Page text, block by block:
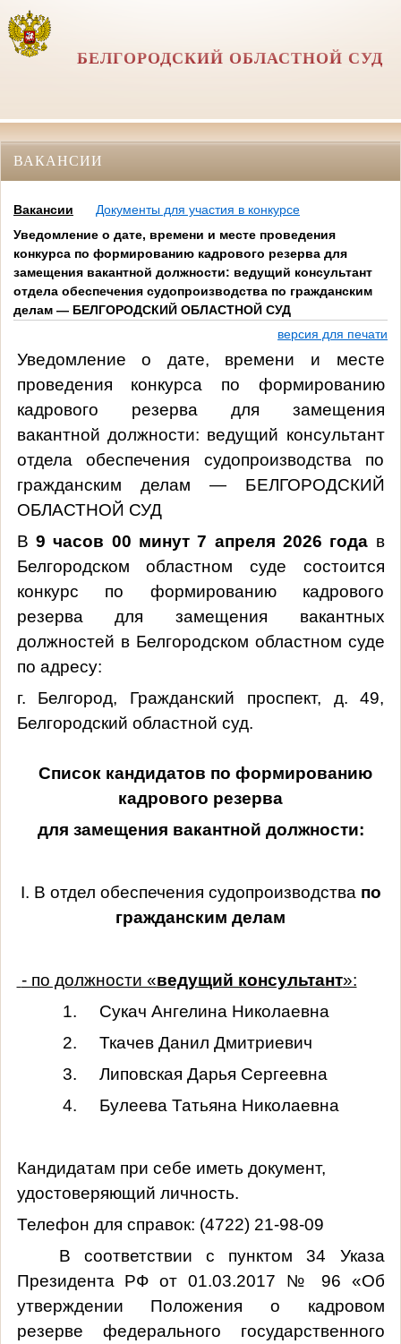
БЕЛГОРОДСКИЙ ОБЛАСТНОЙ СУД
ВАКАНСИИ
Вакансии
Документы для участия в конкурсе
Уведомление о дате, времени и месте проведения
конкурса по формированию кадрового резерва для
замещения вакантной должности: ведущий консультант
отдела обеспечения судопроизводства по гражданским
делам — БЕЛГОРОДСКИЙ ОБЛАСТНОЙ СУД
версия для печати
Уведомление о дате, времени и месте
проведения конкурса по формированию
кадрового резерва для замещения
вакантной должности: ведущий консультант
отдела обеспечения судопроизводства по
гражданским делам — БЕЛГОРОДСКИЙ
ОБЛАСТНОЙ СУД
В 9 часов 00 минут 7 апреля 2026 года в
Белгородском областном суде состоится
конкурс по формированию кадрового
резерва для замещения вакантных
должностей в Белгородском областном суде
по адресу:
г. Белгород, Гражданский проспект, д. 49,
Белгородский областной суд.
Список кандидатов по формированию
кадрового резерва
для замещения вакантной должности:
I. В отдел обеспечения судопроизводства по
гражданским делам
- по должности «ведущий консультант»:
1.
Сукач Ангелина Николаевна
2.
Ткачев Данил Дмитриевич
3.
Липовская Дарья Сергеевна
4.
Булеева Татьяна Николаевна
Кандидатам при себе иметь документ,
удостоверяющий личность.
Телефон для справок: (4722) 21-98-09
В соответствии с пунктом 34 Указа
Президента РФ от 01.03.2017 № 96 «Об
утверждении Положения о кадровом
резерве федерального государственного